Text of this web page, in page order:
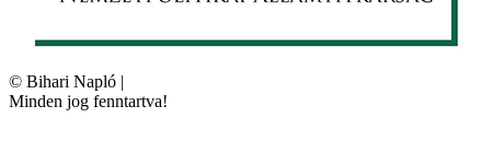
© Bihari Napló |
Minden jog fenntartva!